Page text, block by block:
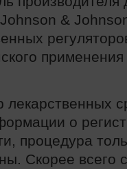
&
применения
лекарственных
о
процедура
Скорее всего